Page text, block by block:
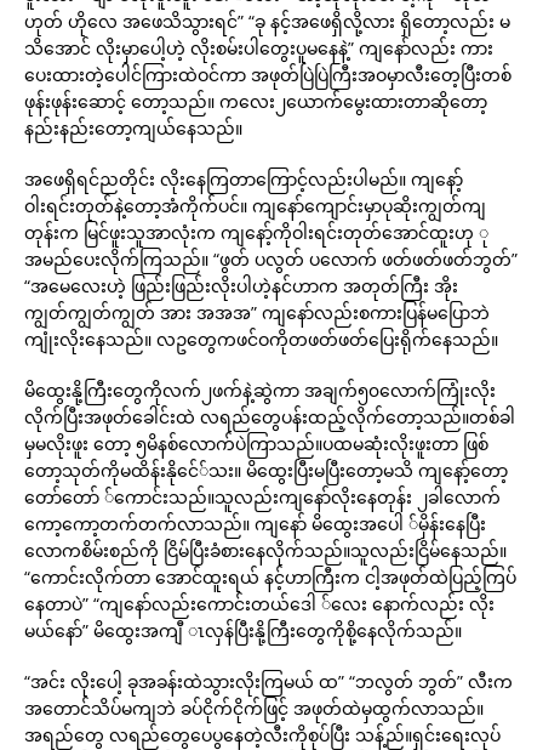
ဟုတ် ဟိုလေ အဖေသိသွားရင်” “ခု နင့်အဖေရှိလို့လား ရှိတော့လည်း မ
သိအောင် လိုးမှာပေါ့ဟဲ့ လိုးစမ်းပါတွေးပူမနေနဲ့” ကျနော်လည်း ကား
ပေးထားတဲ့ပေါင်ကြားထဲဝင်ကာ အဖုတ်ပြဲပြဲကြီးအဝမှာလီးတေ့ပြီးတစ်
ဖုန်းဖုန်းဆောင့် တော့သည်။ ကလေး၂ယောက်မွေးထားတာဆိုတော့
နည်းနည်းတော့ကျယ်နေသည်။
အဖေရှိရင်ညတိုင်း လိုးနေကြတာကြောင့်လည်းပါမည်။ ကျနော့်
ဝါးရင်းတုတ်နဲ့တော့အံကိုက်ပင်။ ကျနော်ကျောင်းမှာပုဆိုးကျွတ်ကျ
တုန်းက မြင်ဖူးသူအာလုံးက ကျနော့်ကိုဝါးရင်းတုတ်အောင်ထူးဟု ု
အမည်ပေးလိုက်ကြသည်။ “ဖွတ် ပလွတ် ပလောက် ဖတ်ဖတ်ဖတ်ဘွတ်”
“အမေလေးဟဲ့ ဖြည်းဖြည်းလိုးပါဟဲ့နင်ဟာက အတုတ်ကြီး အိုး
ကျွတ်ကျွတ်ကျွတ် အား အအအ” ကျနော်လည်းစကားပြန်မပြောဘဲ
ကျုံးလိုးနေသည်။ လဥတွေကဖင်ဝကိုတဖတ်ဖတ်ပြေးရိုက်နေသည်။
မိထွေးနို့ကြီးတွေကိုလက်၂ဖက်နဲ့ဆွဲကာ အချက်၅၀လောက်ကြုံးလိုး
လိုက်ပြီးအဖုတ်ခေါင်းထဲ လရည်တွေပန်းထည့်လိုက်တော့သည်။တစ်ခါ
မှမလိုးဖူး တော့ ၅မိနစ်လောက်ပဲကြာသည်။ပထမဆုံးလိုးဖူးတာ ဖြစ်
တော့သုတ်ကိုမထိန်းနိုင်ေ်သး။ မိထွေးပြီးမပြီးတော့မသိ ကျနော့်တော့
တော်တော် ်ကောင်းသည်။သူလည်းကျနော်လိုးနေတုန်း ၂ခါလောက်
ကော့ကော့တက်တက်လာသည်။ ကျနော် မိထွေးအပေါ ်မှိန်းနေပြီး
လောကစိမ်းစည်ကို ငြိမ်ပြီးခံစားနေလိုက်သည်။သူလည်းငြိမ်နေသည်။
“ကောင်းလိုက်တာ အောင်ထူးရယ် နင့်ဟာကြီးက ငါ့အဖုတ်ထဲပြည့်ကြပ်
နေတာပဲ” “ကျနော်လည်းကောင်းတယ်ဒေါ ်လေး နောက်လည်း လိုး
မယ်နော်” မိထွေးအကျီ ၤလှန်ပြီးနို့ကြီးတွေကိုစို့နေလိုက်သည်။
“အင်း လိုးပေါ့ ခုအခန်းထဲသွားလိုးကြမယ် ထ” “ဘလွတ် ဘွတ်” လီးက
အတောင်သိပ်မကျဘဲ ခပ်ငိုက်ငိုက်ဖြင့် အဖုတ်ထဲမှထွက်လာသည်။
အရည်တွေ လရည်တွေပေပွနေတဲ့လီးကိုစုပ်ပြီး သန့်ည်။ရှင်းရေးလုပ်